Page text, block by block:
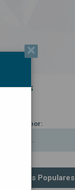
45 ANOS
Procurar por:
Artigos Populares
×